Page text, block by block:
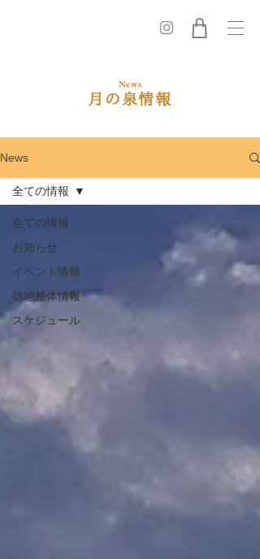
News
​月の泉情報
News
全ての情報
お知らせ
イベント情報
徳地整体情報
スケジュール
全ての情報